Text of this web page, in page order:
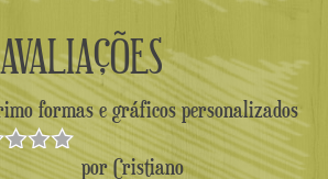
AVALIAÇÕES
formas e gráficos personalizados
por Cristiano